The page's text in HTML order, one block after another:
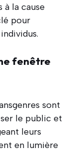
à la cause
pour
fenêtre
sont
le public et
leurs
en lumière